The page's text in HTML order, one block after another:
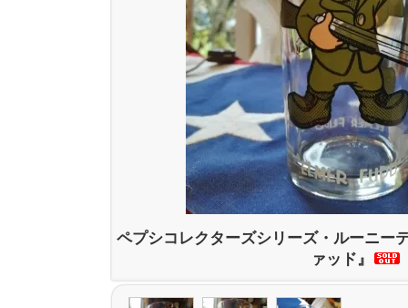
ペプシコレクターズシリーズ・ルーニ
ァッド』